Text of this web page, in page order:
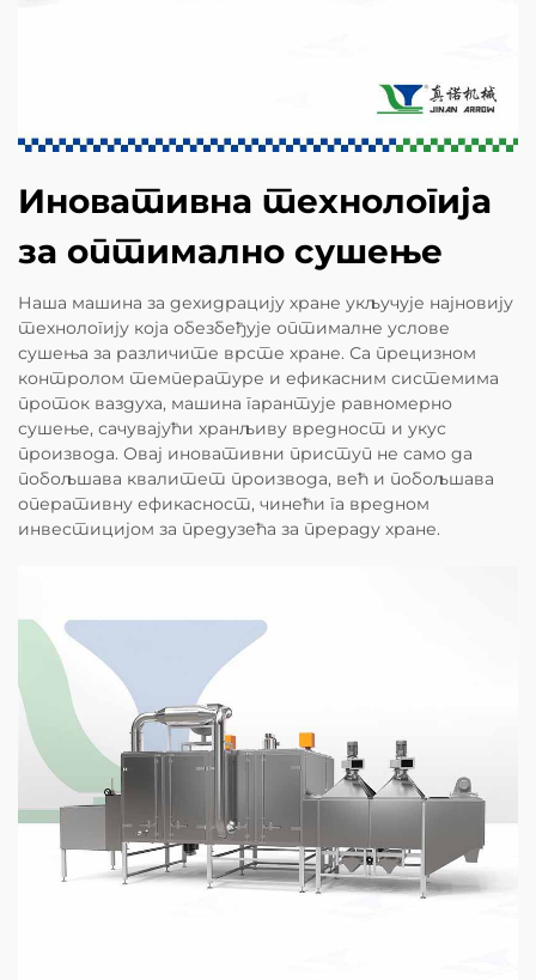
Иновативна технологија
за оптимално сушење
Наша машина за дехидрацију хране укључује најновију
технологију која обезбеђује оптималне услове
сушења за различите врсте хране. Са прецизном
контролом температуре и ефикасним системима
проток ваздуха, машина гарантује равномерно
сушење, сачувајући хранљиву вредност и укус
производа. Овај иновативни приступ не само да
побољшава квалитет производа, већ и побољшава
оперативну ефикасност, чинећи га вредном
инвестицијом за предузећа за прераду хране.